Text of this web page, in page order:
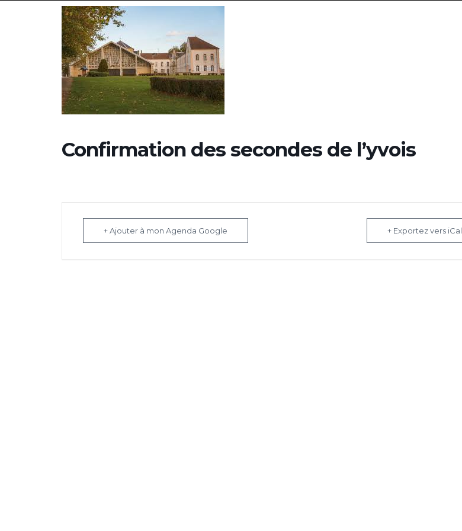
Confirmation des secondes de l’yvois
+ Ajouter à mon Agenda Google + Exportez vers iCal